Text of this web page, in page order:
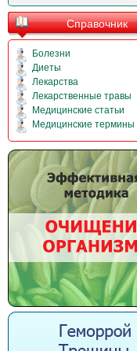
Справочник
Болезни
Диеты
Лекарства
Лекарственные травы
Медицинские статьи
Медицинские термины